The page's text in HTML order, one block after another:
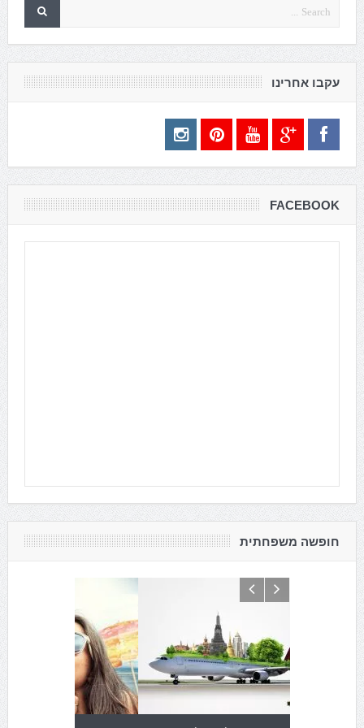
עקבו אחרינו
FACEBOOK
חופשה משפחתית